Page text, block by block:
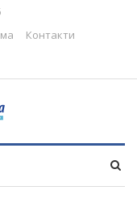
Контакти